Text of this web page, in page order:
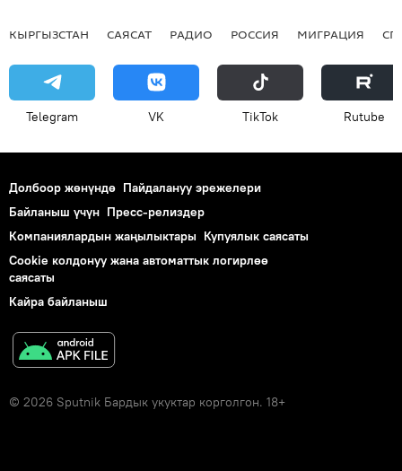
КЫРГЫЗСТАН САЯСАТ РАДИО РОССИЯ МИГРАЦИЯ
Telegram VK ТikТоk Rutube
Долбоор жөнүндө Пайдалануу эрежелери
Байланыш үчүн Пресс-релиздер
Компаниялардын жаңылыктары Купуялык саясаты
Cookie колдонуу жана автоматтык логирлөө
саясаты
Кайра байланыш
© 2026 Sputnik Бардык укуктар корголгон. 18+